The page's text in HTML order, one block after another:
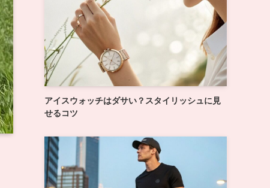
アイスウォッチはダサい？スタイリッシュに見
せるコツ